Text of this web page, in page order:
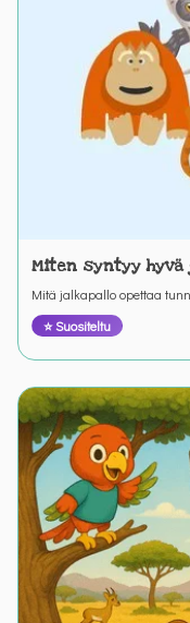
Miten syntyy hyvä
Mitä jalkapallo opettaa
opettavat ystäviään
⭐ Suositeltu